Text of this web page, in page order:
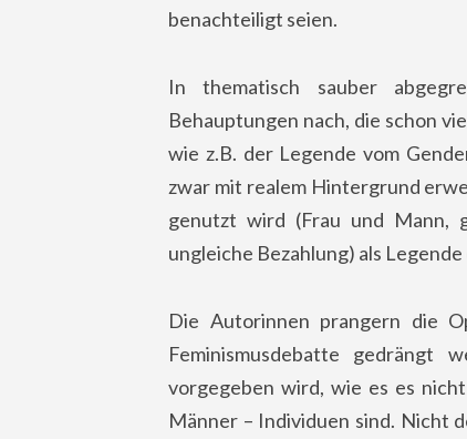
benachteiligt seien.
In thematisch sauber
Behauptungen nach, die schon
wie z.B. der Legende vom
zwar mit realem Hintergrund
genutzt wird (Frau und Mann,
ungleiche Bezahlung) als
Die Autorinnen prangern die
Feminismusdebatte gedrängt
vorgegeben wird, wie es es
Männer – Individuen sind. Nicht